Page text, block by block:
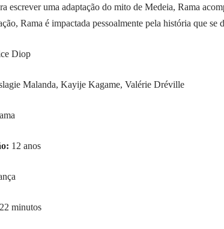
escrever uma adaptação do mito de Medeia, Rama
Rama é impactada pessoalmente pela história que se
Diop
Malanda, Kayije Kagame, Valérie Dréville
12 anos
minutos